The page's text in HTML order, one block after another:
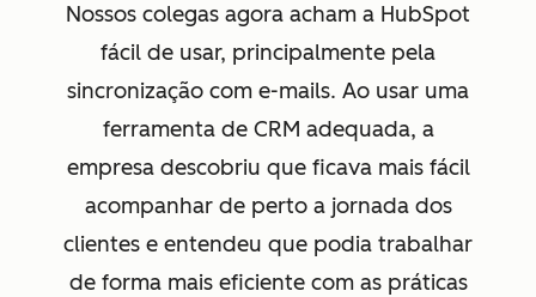
Nossos colegas agora acham a HubSpot
fácil de usar, principalmente pela
sincronização com e-mails. Ao usar uma
ferramenta de CRM adequada, a
empresa descobriu que ficava mais fácil
acompanhar de perto a jornada dos
clientes e entendeu que podia trabalhar
de forma mais eficiente com as práticas